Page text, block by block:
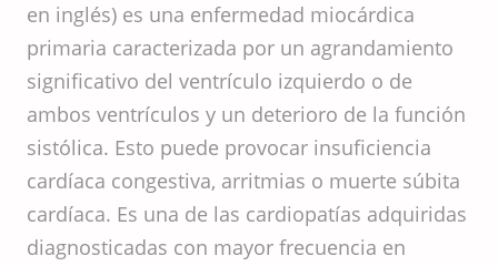
en inglés) es una enfermedad miocárdica
primaria caracterizada por un agrandamiento
significativo del ventrículo izquierdo o de
ambos ventrículos y un deterioro de la función
sistólica. Esto puede provocar insuficiencia
cardíaca congestiva, arritmias o muerte súbita
cardíaca. Es una de las cardiopatías adquiridas
diagnosticadas con mayor frecuencia en